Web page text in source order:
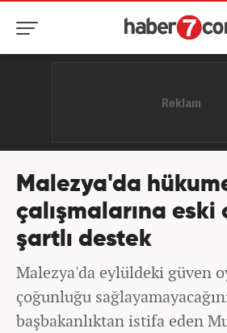
Malezya'da
çalışmalarına
şartlı destek
Malezya'da eylüldeki güven
çoğunluğu
başbakanlıktan istifa eden